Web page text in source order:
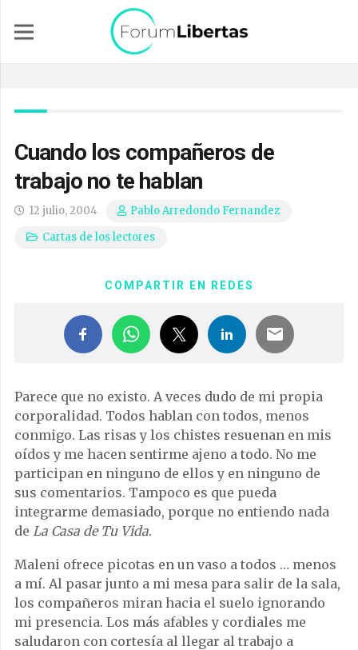
Cuando los compañeros de
trabajo no te hablan
12 julio, 2004
Pablo Arredondo Fernandez
Cartas de los lectores
COMPARTIR EN REDES
Parece que no existo. A veces dudo de mi propia
corporalidad. Todos hablan con todos, menos
conmigo. Las risas y los chistes resuenan en mis
oídos y me hacen sentirme ajeno a todo. No me
participan en ninguno de ellos y en ninguno de
sus comentarios. Tampoco es que pueda
integrarme demasiado, porque no entiendo nada
de La Casa de Tu Vida.
Maleni ofrece picotas en un vaso a todos … menos
a mí. Al pasar junto a mi mesa para salir de la sala,
los compañeros miran hacia el suelo ignorando
mi presencia. Los más afables y cordiales me
saludaron con cortesía al llegar al trabajo a